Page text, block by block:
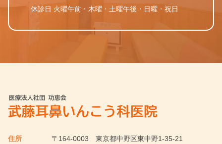
休診日 火曜午前・木曜・土曜午後・日曜・祝日
住所 〒164-0003 東京都中野区東中野1-35-21